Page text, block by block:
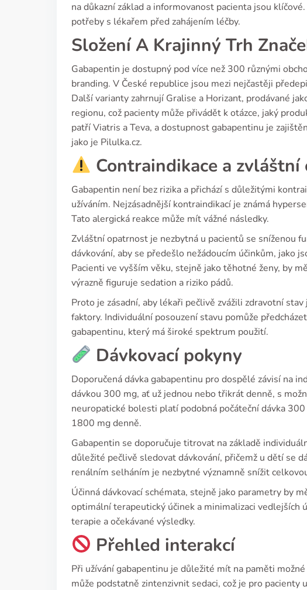
na důkazní základ a informovanost pacienta jsou
potřeby s lékařem před zahájením léčby.
Složení A Krajinný Trh
Gabapentin je dostupný pod více než 300 různými
branding. V České republice jsou mezi nejčastěji
Další varianty zahrnují Gralise a Horizant, prodávané
regionu, což pacienty může přivádět k otázce, jaký
patří Viatris a Teva, a dostupnost gabapentinu je
jako je Pilulka.cz.
Contraindikace a
Gabapentin není bez rizika a přichází s důležitými
užíváním. Nejzásadnější kontraindikací je známá
Tato alergická reakce může mít vážné následky.
Zvláštní opatrnost je nezbytná u pacientů se sníženou
dávkování, aby se předešlo nežádoucím účinkům, jako
Pacienti ve vyšším věku, stejně jako těhotné ženy, by
výrazně figuruje sedation a riziko pádů.
Proto je zásadní, aby lékaři pečlivě zvážili zdravotní
faktory. Individuální posouzení stavu pomůže
gabapentinu, který má široké spektrum použití.
Dávkovací pokyny
Doporučená dávka gabapentinu pro dospělé závisí na
dávkou 300 mg, ať už jednou nebo třikrát denně, s
neuropatické bolesti platí podobná počáteční dávka
1800 mg denně.
Gabapentin se doporučuje titrovat na základě
důležité pečlivě sledovat dávkování, přičemž u dětí se
renálním selháním je nezbytné významně snížit
Účinná dávkovací schémata, stejně jako parametry by
optimální terapeutický účinek a minimalizaci vedlejších
terapie a očekávané výsledky.
Přehled interakcí
Při užívání gabapentinu je důležité mít na paměti
může podstatně zintenzivnit sedaci, což je pro